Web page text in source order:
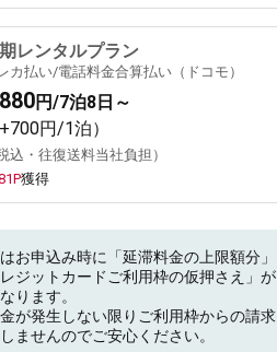
レンタルプラン
カ払い/電話料金合算払い（ドコモ）
円/7泊8日～
+700円/1泊）
税込・往復送料当社負担）
獲得
お申込み時に「延滞料金の上限額分」
ジットカードご利用枠の仮押さえ」が
ります。
が発生しない限りご利用枠からの請求
ませんのでご安心ください。